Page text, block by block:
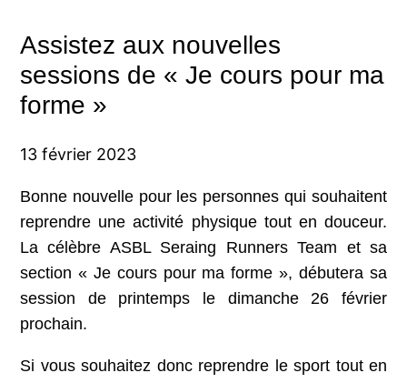
Assistez aux nouvelles
sessions de « Je cours pour ma
forme »
13 février 2023
Bonne nouvelle pour les personnes qui souhaitent
reprendre une activité physique tout en douceur.
La célèbre ASBL Seraing Runners Team et sa
section « Je cours pour ma forme », débutera sa
session de printemps le dimanche 26 février
prochain.
Si vous souhaitez donc reprendre le sport tout en